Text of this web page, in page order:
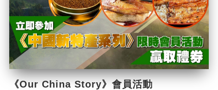
《Our China Story》會員活動